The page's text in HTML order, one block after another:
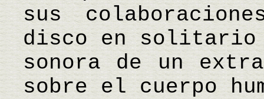
sus
disco en solitario
sonora de un
sobre el cuerpo